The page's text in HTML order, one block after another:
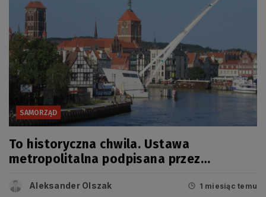
SAMORZĄD
To historyczna chwila. Ustawa
metropolitalna podpisana przez
Aleksander Olszak 1 miesiąc temu